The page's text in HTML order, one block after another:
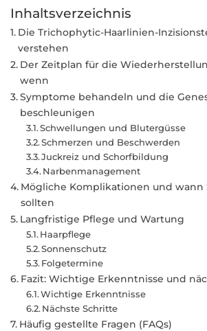
Inhaltsverzeichnis
Die Trichophytic-Haarlinien-
verstehen
Der Zeitplan für die
wenn
Symptome behandeln und die
beschleunigen
Schwellungen und Blutergüsse
Schmerzen und Beschwerden
Juckreiz und Schorfbildung
Narbenmanagement
Mögliche Komplikationen und wann
sollten
Langfristige Pflege und Wartung
Haarpflege
Sonnenschutz
Folgetermine
Fazit: Wichtige Erkenntnisse und
Wichtige Erkenntnisse
Nächste Schritte
Häufig gestellte Fragen (FAQs)